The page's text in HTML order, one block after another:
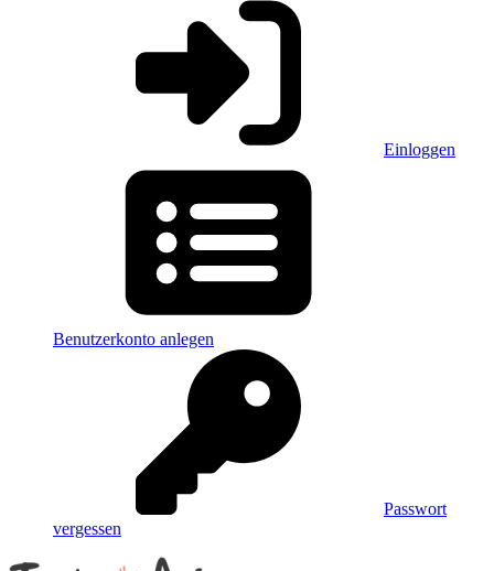
Einloggen
Benutzerkonto anlegen
Passwort
vergessen